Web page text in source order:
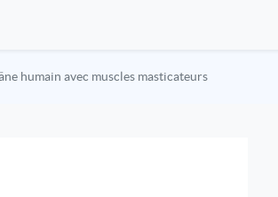
humain avec muscles masticateurs